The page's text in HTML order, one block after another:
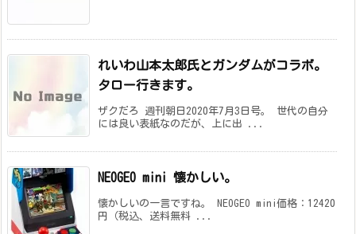
れいわ山本太郎氏とガンダムがコラボ。
タロー行きます。
ザクだろ 週刊朝日2020年7月3日号。 世代の自分
には良い表紙なのだが、上に出 ...
NEOGEO mini 懐かしい。
懐かしいの一言ですね。 NEOGEO mini価格：12420
円（税込、送料無料 ...